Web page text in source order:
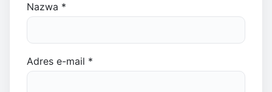
Nazwa *
Adres e-mail *